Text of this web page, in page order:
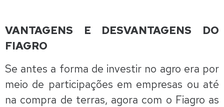
VANTAGENS E DESVANTAGENS DO
FIAGRO
Se antes a forma de investir no agro era por
meio de participações em empresas ou até
na compra de terras, agora com o Fiagro as